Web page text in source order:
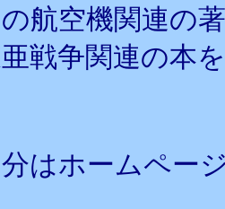
航空機関連の
戦争関連の本
はホームペー